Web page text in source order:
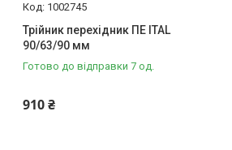
1002745
Трійник перехідник ПЕ ITAL
90/63/90 мм
Готово до відправки 7 од.
910 ₴